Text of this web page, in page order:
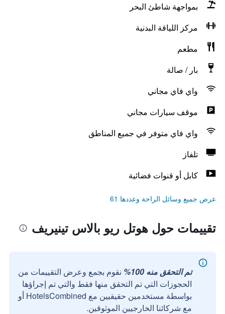
بمواجهة شاطئ البحر
مركز اللياقة البدنية
مطعم
بار / صالة
واي فاي مجاني
موقف سيارات مجاني
واي فاي متوفر في جميع المناطق
تلفاز
كابل أو قنوات فضائية
عرض جميع وسائل الراحة وعددها 61
تقييمات حول هوتل ريو بالاس تينيريف
تم التحقق منه 100%
نقوم بجمع وعرض التقييمات من
الحجوزات التي تم التحقق منها فقط والتي تم إجراؤها
بواسطة مستخدمين حقيقيين مع HotelsCombined أو
مع شركائنا الخارجيين الموثوقين.